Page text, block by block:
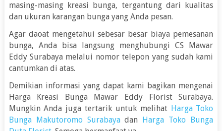
masing-masing kreasi bunga, tergantung dari kualitas
dan ukuran karangan bunga yang Anda pesan.
Agar daoat mengetahui sebesar besar biaya pemesanan
bunga, Anda bisa langsung menghubungi CS Mawar
Eddy Surabaya melalui nomor telepon yang sudah kami
cantumkan di atas.
Demikian informasi yang dapat kami bagikan mengenai
Harga Kreasi Bunga Mawar Eddy Florist Surabaya.
Mungkin Anda juga tertarik untuk melihat Harga Toko
Bunga Makutoromo Surabayadan Harga Toko Bunga